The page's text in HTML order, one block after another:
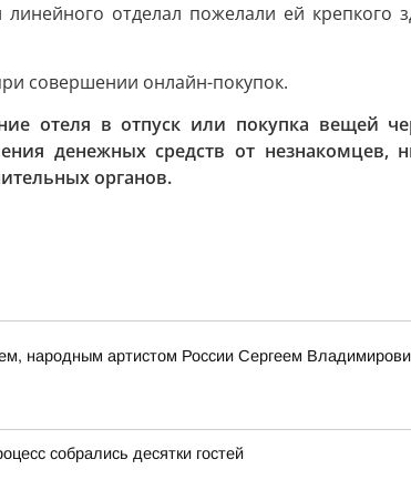
отделал пожелали ей крепкого
совершении онлайн-покупок.
отеля в отпуск или покупка вещей
денежных средств от незнакомцев,
органов.
народным артистом России Сергеем
собрались десятки гостей